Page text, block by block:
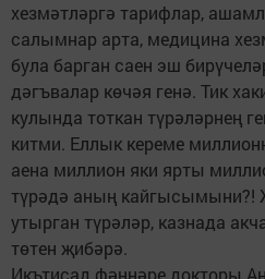
хезмәтләргә тарифлар,
салымнар арта, медицина
була барган саен эш
дәгъвалар көчәя генә. Тик
кулында тоткан түрәләрнең
китми. Еллык кереме
аена миллион яки ярты
түрәдә аның кайгысымыни?!
утырган түрәләр, казнада
төтен җибәрә.